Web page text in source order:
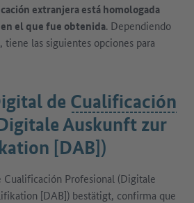
extranjera está homologada
el que fue obtenida. Dependiendo
las siguientes opciones para
de Cualificación
Auskunft zur
[DAB])
Profesional (Digitale
[DAB]) bestätigt, confirma que